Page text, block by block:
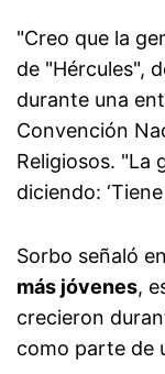
"Creo que la
de "Hércules",
durante una
Convención
Religiosos. "La
diciendo:
Sorbo señaló
más jóvenes,
crecieron
como parte de